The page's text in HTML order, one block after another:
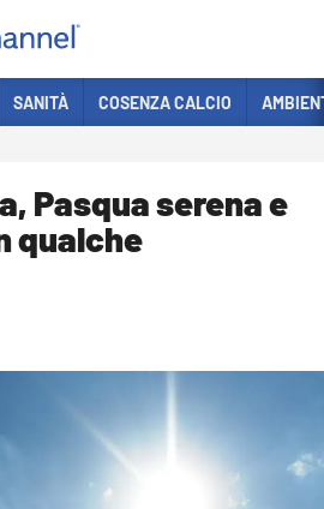
SANITÀ COSENZA CALCIO
Pasqua serena e
qualche